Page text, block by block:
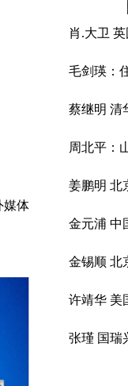
媒体
肖.大卫
蔡继明 清
姜鹏明 北
张瑾 国瑞